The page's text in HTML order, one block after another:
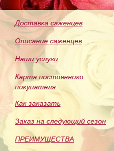
Доставка саженцев
Описание саженцев
Наши услуги
Карта постоянного
покупателя
Как заказать
Заказ на следующий сезон
ПРЕИМУЩЕСТВА